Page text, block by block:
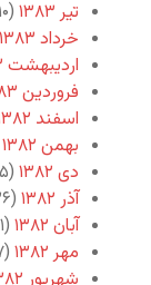
تیر ۱۳۸۳
(۱۰)
خرداد ۱۳۸۳
اردیبهشت ۱۳۸۳
فروردین ۱۳۸۳
اسفند ۱۳۸۲
بهمن ۱۳۸۲
دی ۱۳۸۲
(۱۵)
آذر ۱۳۸۲
(۳۶)
آبان ۱۳۸۲
(۴۱)
مهر ۱۳۸۲
(۳۷)